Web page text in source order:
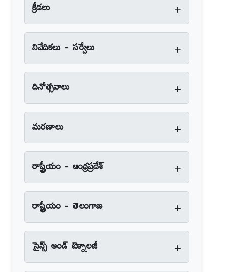
క్రీడలు +
నివేదికలు - సర్వేలు +
దినోత్సవాలు +
మరణాలు +
రాష్ట్రీయం - ఆంధ్రప్రదేశ్‌ +
రాష్ట్రీయం - తెలంగాణ +
సైన్స్‌ అండ్‌ టెక్నాలజీ +